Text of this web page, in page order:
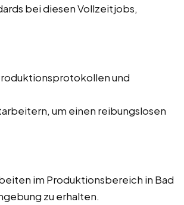
bei diesen Vollzeitjobs,
und
um einen reibungslosen
im Produktionsbereich in Bad
zu erhalten.